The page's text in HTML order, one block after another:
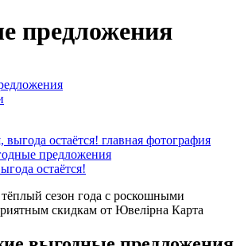
предложения
предложения
остаётся!
сезон года с роскошными
скидкам от Ювелірна Карта